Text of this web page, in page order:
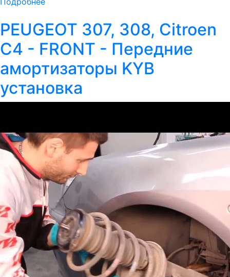
PEUGEOT 307, 308, Citroen
C4 - FRONT - Передние
амортизаторы KYB
установка